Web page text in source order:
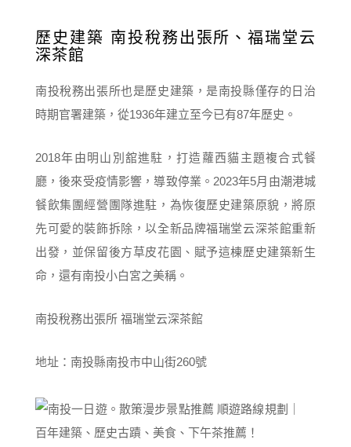
歷史建築 南投稅務出張所、福瑞堂云
深茶館
南投稅務出張所也是歷史建築，是南投縣僅存的日治
時期官署建築，從1936年建立至今已有87年歷史。
2018年由明山別舘進駐，打造蘿西貓主題複合式餐
廳，後來受疫情影響，導致停業。2023年5月由潮港城
餐飲集團經營團隊進駐，為恢復歷史建築原貌，將原
先可愛的裝飾拆除，以全新品牌福瑞堂云深茶館重新
出發，並保留後方草皮花園、賦予這棟歷史建築新生
命，還有南投小白宮之美稱。
南投稅務出張所 福瑞堂云深茶館
地址：南投縣南投市中山街260號